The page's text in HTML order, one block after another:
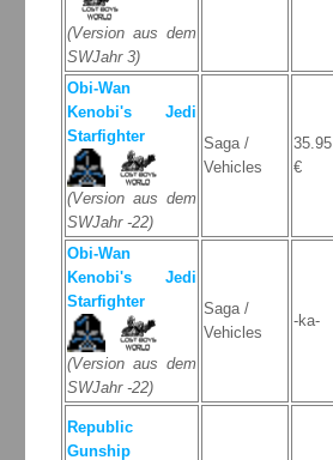
(Version aus dem
SWJahr 3)
Obi-Wan
Kenobi's Jedi
Starfighter
(Version aus dem
SWJahr -22)
Saga /
Vehicles
35.95
€
Obi-Wan
Kenobi's Jedi
Starfighter
(Version aus dem
SWJahr -22)
Saga /
Vehicles
-ka-
Republic
Gunship